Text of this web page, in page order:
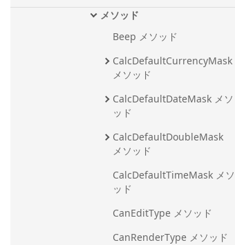
メソッド
Beep メソッド
CalcDefaultCurrencyMask
メソッド
CalcDefaultDateMask メソ
ッド
CalcDefaultDoubleMask
メソッド
CalcDefaultTimeMask メソ
ッド
CanEditType メソッド
CanRenderType メソッド